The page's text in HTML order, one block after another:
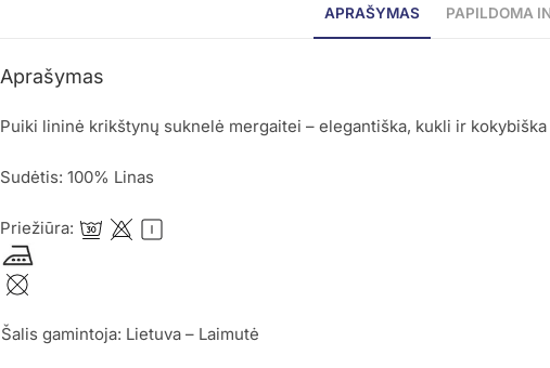
APRAŠYMAS PAPILDOMA
Aprašymas
Puiki lininė krikštynų suknelė mergaitei – elegantiška, kukli ir kokybiška
Sudėtis: 100% Linas
Priežiūra:
Šalis gamintoja: Lietuva – Laimutė